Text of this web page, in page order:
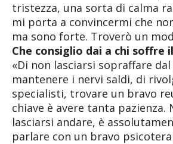
tristezza, una sorta di calma
mi porta a convincermi che
ma sono forte. Troverò un
Che consiglio dai a chi soffre
«Di non lasciarsi sopraffare
mantenere i nervi saldi, di
specialisti, trovare un bravo
chiave è avere tanta pazienza.
lasciarsi andare, è
parlare con un bravo